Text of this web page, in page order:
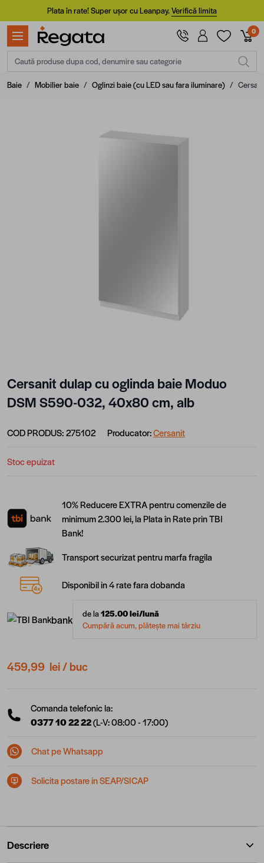
Mergi la ConținutPlata în rate! Super ușor cu Leanpay.Verifică limita
0
Caută produse dupa cod, denumire sau categorie
Baie / Mobilier baie / Oglinzi baie (cu LED sau fara iluminare) /
Cersanit dulap cu oglinda baie Moduo
DSM S590-032, 40x80 cm, alb
COD PRODUS:275102 Producator:Cersanit
Stoc epuizat
10% Reducere EXTRA pentru comenzile de
minimum 2.300 lei, la Plata în Rate prin TBI
Bank!
Transport securizat pentru marfa fragila
Disponibil in 4 rate fara dobanda
bank de la125.00lei/lună
Cumpără acum, plătește mai târziu
459,99 lei/ buc
Comanda telefonic la:
0377 10 22 22(L-V: 08:00 - 17:00)
Chat pe Whatsapp
Solicita postare in SEAP/SICAP
Descriere